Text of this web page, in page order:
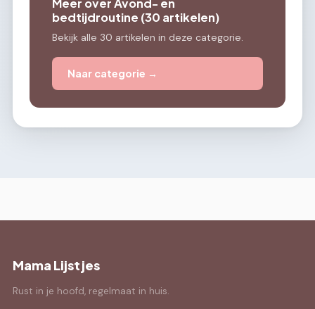
Meer over Avond- en
bedtijdroutine (30 artikelen)
Bekijk alle 30 artikelen in deze categorie.
Naar categorie →
Mama Lijstjes
Rust in je hoofd, regelmaat in huis.